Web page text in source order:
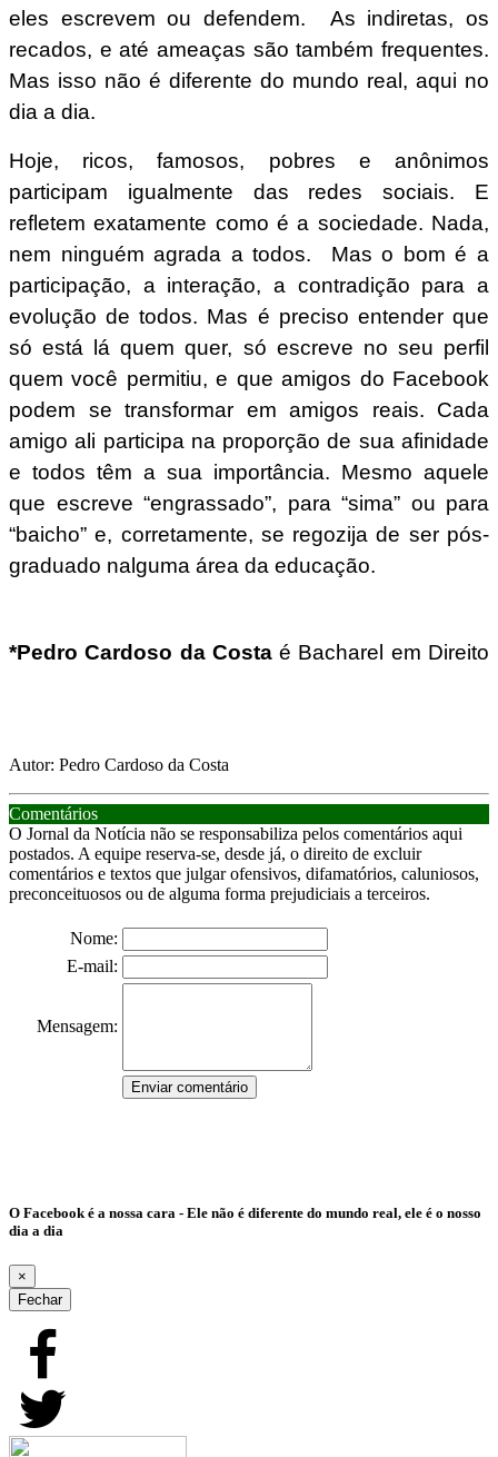
eles escrevem ou defendem. As indiretas, os
recados, e até ameaças são também frequentes.
Mas isso não é diferente do mundo real, aqui no
dia a dia.
Hoje, ricos, famosos, pobres e anônimos
participam igualmente das redes sociais. E
refletem exatamente como é a sociedade. Nada,
nem ninguém agrada a todos. Mas o bom é a
participação, a interação, a contradição para a
evolução de todos. Mas é preciso entender que
só está lá quem quer, só escreve no seu perfil
quem você permitiu, e que amigos do Facebook
podem se transformar em amigos reais. Cada
amigo ali participa na proporção de sua afinidade
e todos têm a sua importância. Mesmo aquele
que escreve “engrassado”, para “sima” ou para
“baicho” e, corretamente, se regozija de ser pós-
graduado nalguma área da educação.
*Pedro Cardoso da Costaé Bacharel em Direito
Autor: Pedro Cardoso da Costa
Comentários
O Jornal da Notícia não se responsabiliza pelos comentários aqui
postados. A equipe reserva-se, desde já, o direito de excluir
comentários e textos que julgar ofensivos, difamatórios, caluniosos,
preconceituosos ou de alguma forma prejudiciais a terceiros.
Nome:
E-mail:
Mensagem:
O Facebook é a nossa cara - Ele não é diferente do mundo real, ele é o nosso
dia a dia
×
Fechar